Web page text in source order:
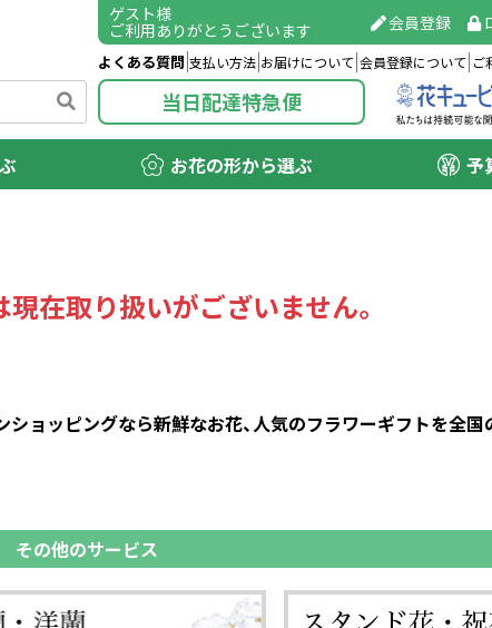
ゲスト様
ご利用ありがとうございます 会員登録
よくある質問 支払い方法 お届けについて 会員登録について ご
当日配達特急便
お花の形から選ぶ 予
在取り扱いがございません。
ョッピングなら新鮮なお花、人気のフラワーギフトを全国
その他のサービス